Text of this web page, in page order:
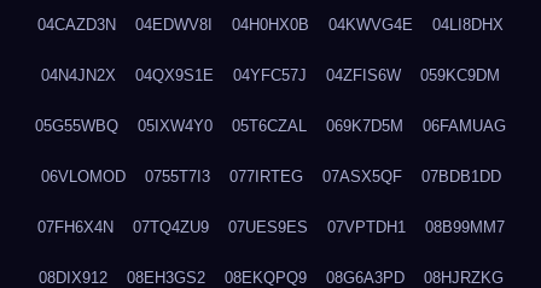
04CAZD3N 04EDWV8I 04H0HX0B 04KWVG4E 04LI8DHX
04N4JN2X 04QX9S1E 04YFC57J 04ZFIS6W 059KC9DM
05G55WBQ 05IXW4Y0 05T6CZAL 069K7D5M 06FAMUAG
06VLOMOD 0755T7I3 077IRTEG 07ASX5QF 07BDB1DD
07FH6X4N 07TQ4ZU9 07UES9ES 07VPTDH1 08B99MM7
08DIX912 08EH3GS2 08EKQPQ9 08G6A3PD 08HJRZKG